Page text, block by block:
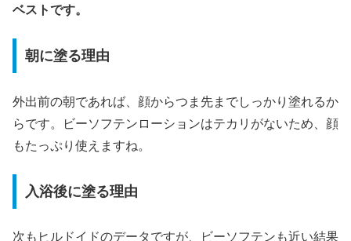
ベストです。
朝に塗る理由
外出前の朝であれば、顔からつま先までしっかり塗れるか
らです。ビーソフテンローションはテカリがないため、顔
もたっぷり使えますね。
入浴後に塗る理由
次もヒルドイドのデータですが、ビーソフテンも近い結果